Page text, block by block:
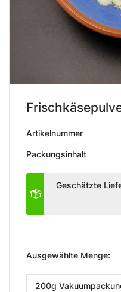
Artikelnummer
Packungsinhalt
Geschätzte
Ausgewählte Menge:
200g